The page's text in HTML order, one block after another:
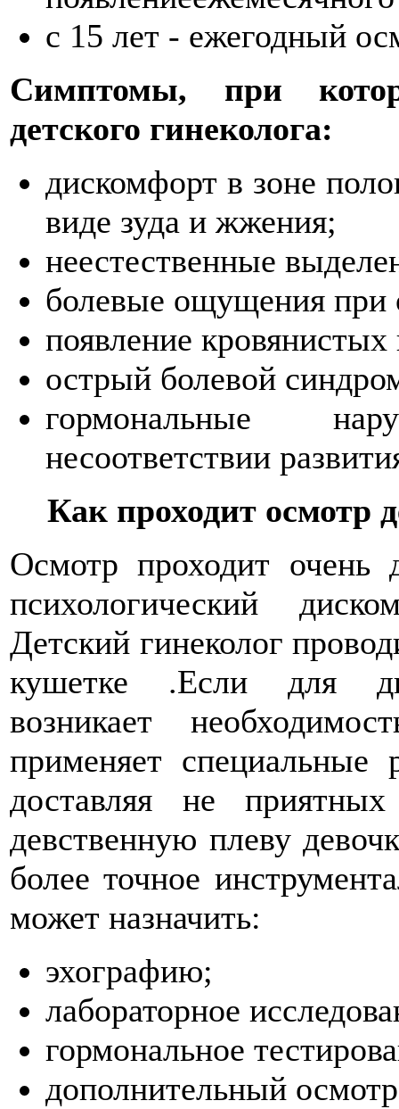
с 15 лет - ежегодный
Симптомы, при
детского гинеколога:
дискомфорт в зоне
виде зуда и жжения;
неестественные
болевые ощущения при
появление
острый болевой
гормональные
несоответствии
Как проходит осмотр
Осмотр проходит очень
психологический
Детский гинеколог
кушетке .Если для
возникает
применяет специальные
доставляя не
девственную плеву
более точное
может назначить:
эхографию;
лабораторное
гормональное
дополнительный